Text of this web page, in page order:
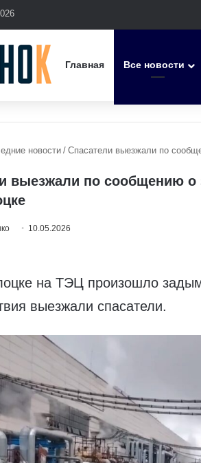
Главная Все новости
новости/ Спасатели выезжали по
выезжали по сообщению
10.05.2026
на ТЭЦ произошло
выезжали спасатели.